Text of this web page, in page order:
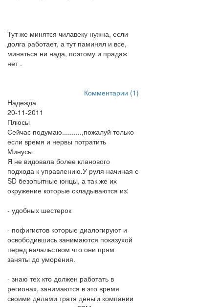
Тут же минятся чилавеку нужна, если
долга работает, а тут паминял и все,
миняться ни нада, поэтому и прадаж
нет .
Комментарии (1)
Надежда
20-11-2011
Плюсы
Сейчас подумаю..........,пожалуй только
если время и нервы потратить
Минусы
Я не видовала более кланового
подхода к управлению.У руля начиная с
SD безопытные юнцы, а так же их
окружение которые складываются из:
- удобных шестерок
- пофигистов которые диалогируют и
освободившись занимаются показухой
перед начальством что они прям
заняты до уморения.
- знаю тех кто должен работать в
регионах, занимаются в это время
своими делами тратя деньги компании